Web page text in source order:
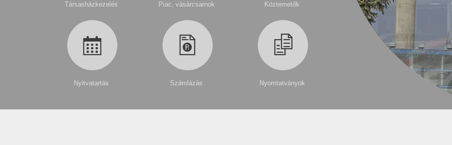
Társasházkezelés Piac, vásárcsarnok Köztemetők
Nyitvatartás Számlázás Nyomtatványok